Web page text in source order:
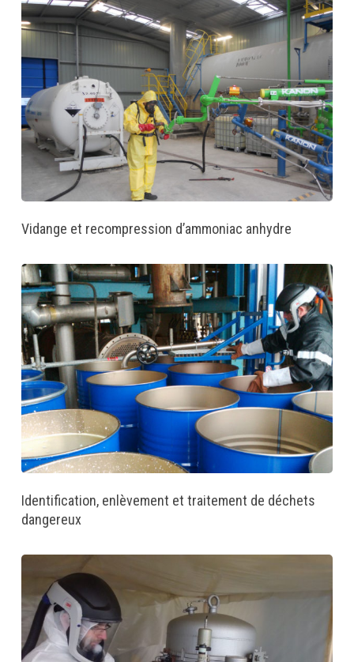
Vidange et recompression d’ammoniac anhydre
Identification, enlèvement et traitement de déchets
dangereux